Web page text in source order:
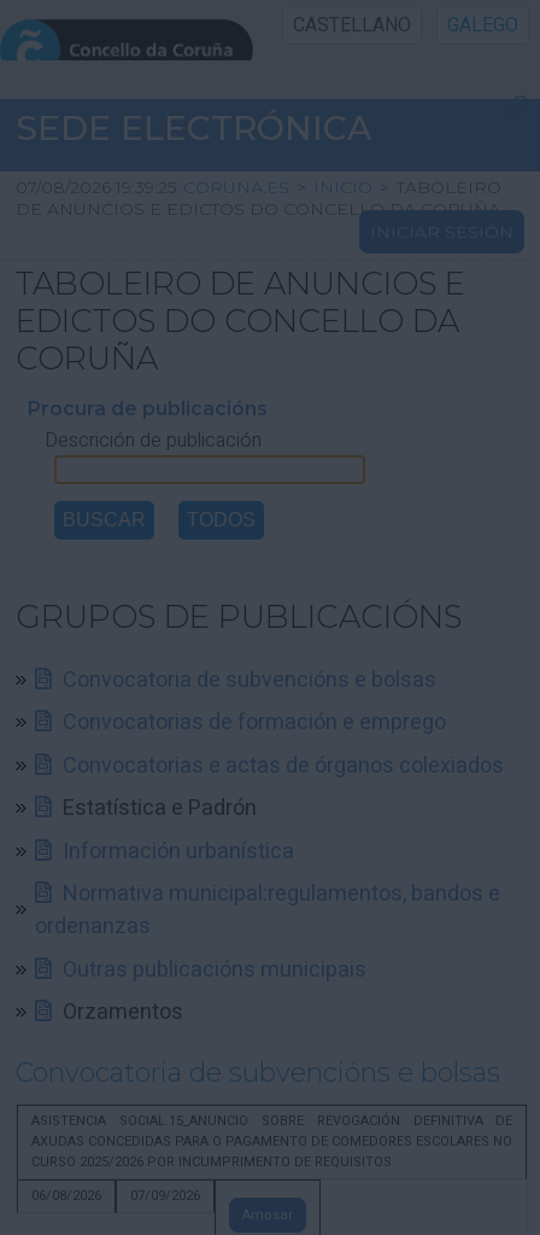
CASTELLANO GALEGO
INICIO SEDE
INICIO
INFORMACIÓN PÚBLICA
CARTAFOL CIDADÁN
AXUDA
SEDE ELECTRÓNICA
07/08/2026 19:39:25 CORUNA.ES > INICIO > TABOLEIRO
DE ANUNCIOS E EDICTOS DO CONCELLO DA CORUÑA
INICIAR SESIÓN
TABOLEIRO DE ANUNCIOS E
EDICTOS DO CONCELLO DA
CORUÑA
Procura de publicacións
Descrición de publicación
GRUPOS DE PUBLICACIÓNS
Convocatoria de subvencións e bolsas
Convocatorias de formación e emprego
Convocatorias e actas de órganos colexiados
Estatística e Padrón
Información urbanística
Normativa municipal:regulamentos, bandos e
ordenanzas
Outras publicacións municipais
Orzamentos
Convocatoria de subvencións e bolsas
ASISTENCIA SOCIAL.15_ANUNCIO SOBRE REVOGACIÓN DEFINITIVA DE
AXUDAS CONCEDIDAS PARA O PAGAMENTO DE COMEDORES ESCOLARES NO
CURSO 2025/2026 POR INCUMPRIMENTO DE REQUISITOS
06/08/2026
07/09/2026
Amosar